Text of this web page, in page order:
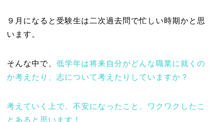
９月になると受験生は二次過去問で忙しい時期かと思
います。
そんな中で、 低学年は将来自分がどんな職業に就くの
か考えたり、志について考えたりしていますか？
考えていく上で、不安になったこと、ワクワクしたこ
とあると思います！